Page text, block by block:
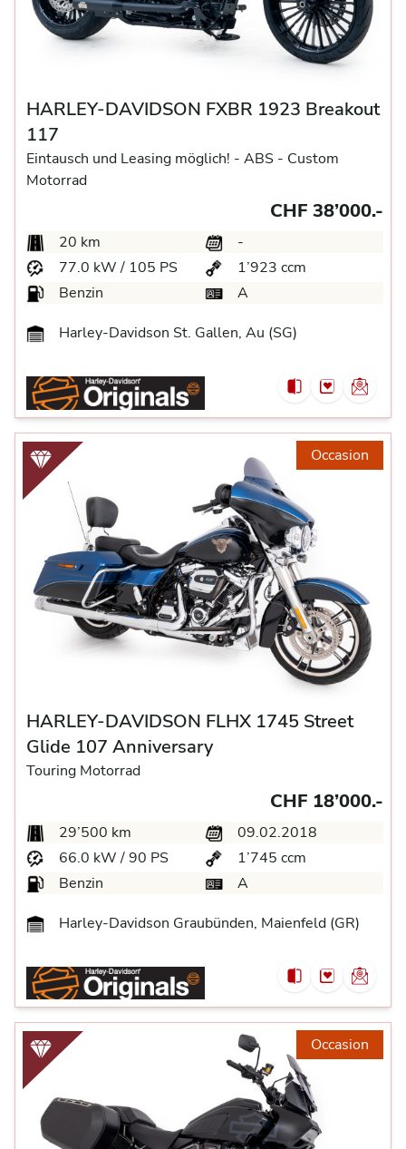
HARLEY-DAVIDSON FXBR 1923 Breakout
117
Eintausch und Leasing möglich! - ABS - Custom
Motorrad
CHF 38’000.-
20 km
-
77.0 kW / 105 PS
1’923 ccm
Benzin
A
Harley-Davidson St. Gallen, Au (SG)
Occasion
HARLEY-DAVIDSON FLHX 1745 Street
Glide 107 Anniversary
Touring Motorrad
CHF 18’000.-
29’500 km
09.02.2018
66.0 kW / 90 PS
1’745 ccm
Benzin
A
Harley-Davidson Graubünden, Maienfeld (GR)
Occasion